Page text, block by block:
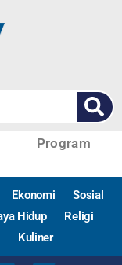
Program
Ekonomi
Sosial
Hidup
Religi
Kuliner